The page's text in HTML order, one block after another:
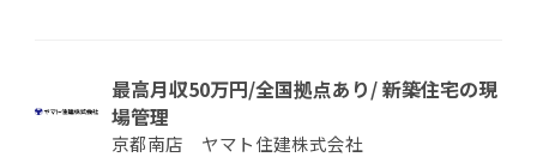
最高月収50万円/全国拠点あり/ 新築住宅の現
場管理
京都南店 ヤマト住建株式会社